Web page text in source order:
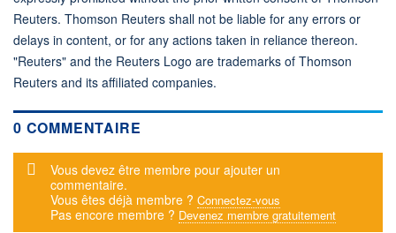
Reuters. Thomson Reuters shall not be liable for any errors or
delays in content, or for any actions taken in reliance thereon.
"Reuters" and the Reuters Logo are trademarks of Thomson
Reuters and its affiliated companies.
0 COMMENTAIRE
Message d'alerte
Vous devez être membre pour ajouter un
commentaire.
Vous êtes déjà membre ? Connectez-vous
Pas encore membre ? Devenez membre gratuitement